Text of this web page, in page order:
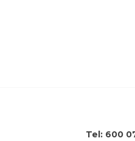
Tel: 600